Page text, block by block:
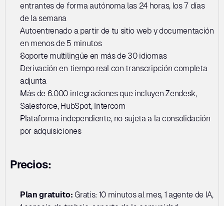
entrantes de forma autónoma las 24 horas, los 7 días
de la semana
Autoentrenado a partir de tu sitio web y documentación
en menos de 5 minutos
Soporte multilingüe en más de 30 idiomas
Derivación en tiempo real con transcripción completa
adjunta
Más de 6.000 integraciones que incluyen Zendesk,
Salesforce, HubSpot, Intercom
Plataforma independiente, no sujeta a la consolidación
por adquisiciones
Precios:
Plan gratuito: Gratis: 10 minutos al mes, 1 agente de IA,